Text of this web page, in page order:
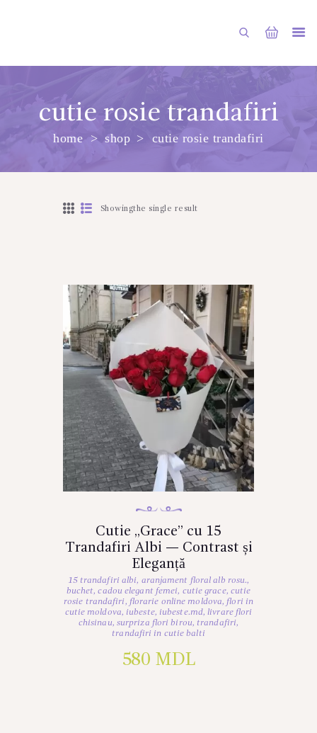
cutie rosie trandafiri
home shop cutie rosie trandafiri
PRINCIPALA
DESPRE NOI
Showingthe single result
Cutie „Grace” cu 15
Trandafiri Albi — Contrast și
Eleganță
15 trandafiri albi, aranjament floral alb rosu.,
buchet,cadou elegant femei, cutie grace, cutie
rosie trandafiri, florarie online moldova, flori in
cutie moldova, iubeste, iubeste.md,livrare flori
chisinau, surpriza flori birou, trandafiri,
trandafiri in cutie balti
580 MDL